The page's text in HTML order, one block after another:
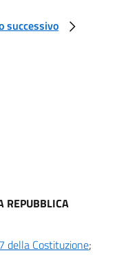
provenienti da enti di
amministrazioni e
successivo
REPUBBLICA
della Costituzione;